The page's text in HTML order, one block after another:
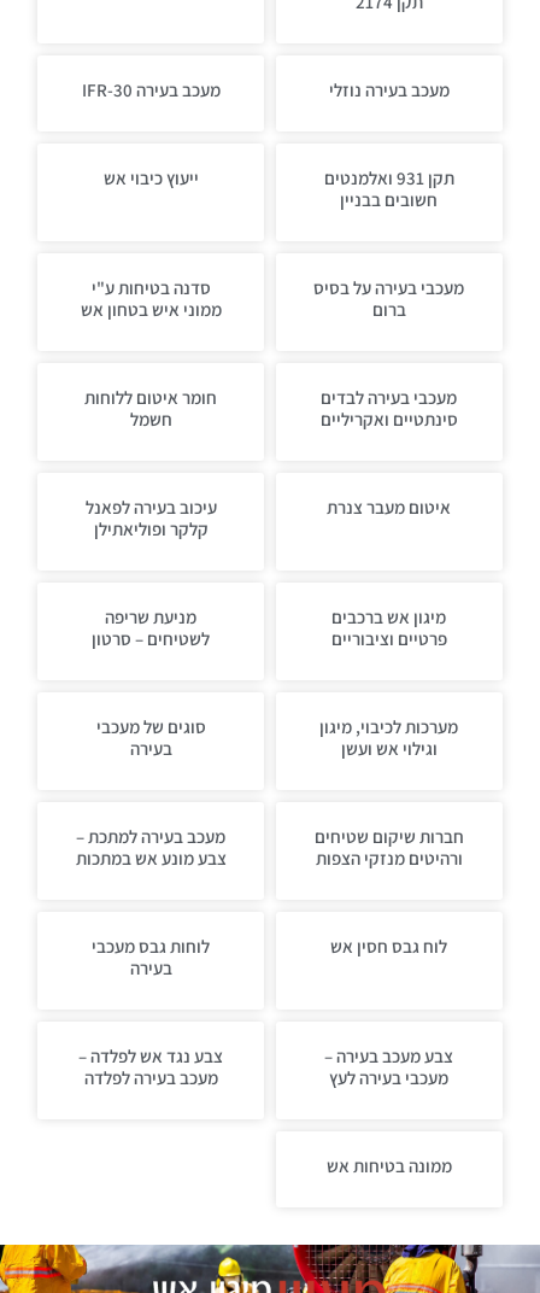
מעכב בעירה נוזלי מעכב בעירה IFR-30
תקן 931 ואלמנטים
חשובים בבניין
ייעוץ כיבוי אש
מעכבי בעירה על בסיס
ברום
סדנה בטיחות ע"י
ממוני איש בטחון אש
מעכבי בעירה לבדים
סינתטיים ואקריליים
חומר איטום ללוחות
חשמל
איטום מעבר צנרת
עיכוב בעירה לפאנל
קלקר ופוליאתילן
מיגון אש ברכבים
פרטיים וציבוריים
מניעת שריפה
לשטיחים – סרטון
מערכות לכיבוי, מיגון
וגילוי אש ועשן
סוגים של מעכבי
בעירה
חברות שיקום שטיחים
ורהיטים מנזקי הצפות
מעכב בעירה למתכת –
צבע מונע אש במתכות
לוח גבס חסין אש
לוחות גבס מעכבי
בעירה
צבע מעכב בעירה –
מעכבי בעירה לעץ
צבע נגד אש לפלדה –
מעכב בעירה לפלדה
ממונה בטיחות אש